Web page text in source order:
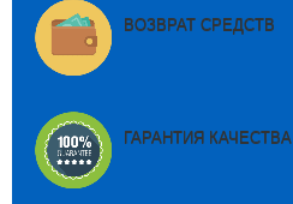
ВОЗВРАТ СРЕДСТВ
ГАРАНТИЯ КАЧЕСТВА